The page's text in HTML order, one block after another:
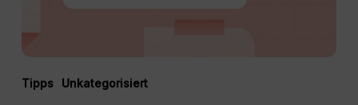
Tipps Unkategorisiert